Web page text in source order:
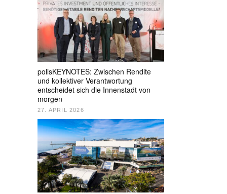
polisKEYNOTES: Zwischen Rendite
und kollektiver Verantwortung
entscheidet sich die Innenstadt von
morgen
27. APRIL 2026